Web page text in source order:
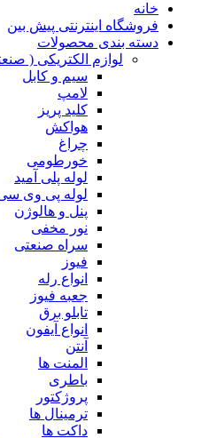
خانه
فروشگاه اینترنتی پیش بین
دسته بندی محصولات
لوازم الکتریکی (
سیم و کابل
لامپ
کلید پریز
هواکش
چراغ
خورطومی
لوله پلی آمید
لوله پی وی
پنل و هالوژن
نور مخفی
سراه صنعتی
فیوز
انواع رله
جعبه فیوز
تابلو برق
انواع آیفون
آنتن
المنت ها
باطری
پروژکتور
ترمینال ها
داکت ها